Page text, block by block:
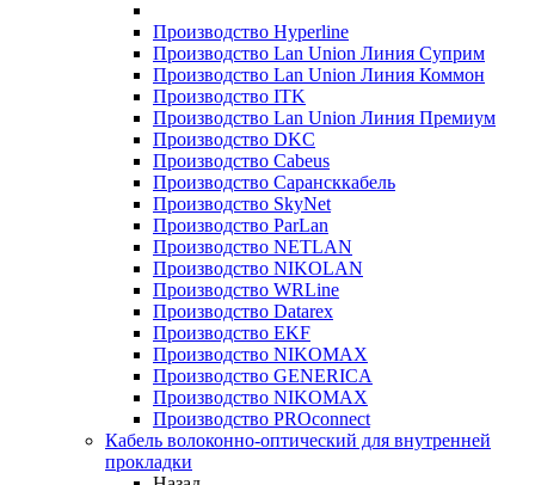
Производство Hyperline
Производство Lan Union Линия Суприм
Производство Lan Union Линия Коммон
Производство ITK
Производство Lan Union Линия Премиум
Производство DKC
Производство Cabeus
Производство Сарансккабель
Производство SkyNet
Производство ParLan
Производство NETLAN
Производство NIKOLAN
Производство WRLine
Производство Datarex
Производство EKF
Производство NIKOMAX
Производство GENERICA
Производство NIKOMAX
Производство PROconnect
Кабель волоконно-оптический для внутренней
прокладки